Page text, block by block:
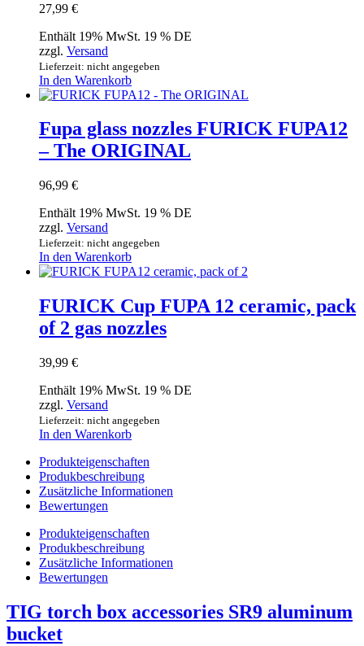
27,99 €
Enthält 19% MwSt. 19 % DE
zzgl. Versand
Lieferzeit: nicht angegeben
In den Warenkorb
Fupa glass nozzles FURICK FUPA12
– The ORIGINAL
96,99 €
Enthält 19% MwSt. 19 % DE
zzgl. Versand
Lieferzeit: nicht angegeben
In den Warenkorb
FURICK Cup FUPA 12 ceramic, pack
of 2 gas nozzles
39,99 €
Enthält 19% MwSt. 19 % DE
zzgl. Versand
Lieferzeit: nicht angegeben
In den Warenkorb
Produkteigenschaften
Produkbeschreibung
Zusätzliche Informationen
Bewertungen
Produkteigenschaften
Produkbeschreibung
Zusätzliche Informationen
Bewertungen
TIG torch box accessories SR9 aluminum
bucket